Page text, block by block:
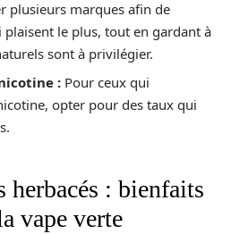
plusieurs marques afin de
le plus, tout en gardant à
sont à privilégier.
: Pour ceux qui
opter pour des taux qui
herbacés : bienfaits
vape verte